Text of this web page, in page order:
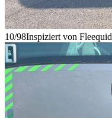
10/98Inspiziert von Fleequid